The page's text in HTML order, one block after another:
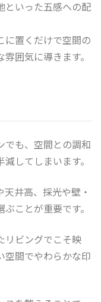
といった五感への配
に置くだけで空間の
囲気に導きます。
でも、空間との調和
してしまいます。
井高、採光や壁・
ことが重要です。
リビングでこそ映
空間でやわらかな印